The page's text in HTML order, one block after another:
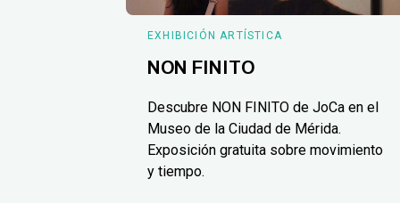
EXHIBICIÓN ARTÍSTICA
NON FINITO
Descubre NON FINITO de JoCa en el
Museo de la Ciudad de Mérida.
Exposición gratuita sobre movimiento
y tiempo.